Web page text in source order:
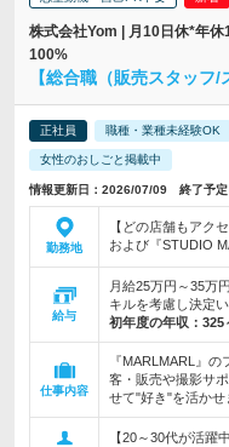
株式会社Yom | 月10日休*年
100%
【総合職（販売スタッ
正社員 職種・業種未経験OK
女性のおしごと掲載中
情報更新日：2026/07/09 終了予
勤務地
【どの店舗もアク
および『STUDIO
給与
月給25万円～35万
キルを考慮し決定
初年度の年収： 325
仕事内容
『MARLMARL』
客・販売や撮影サ
せて"好き"を活かせ
【20～30代が活躍